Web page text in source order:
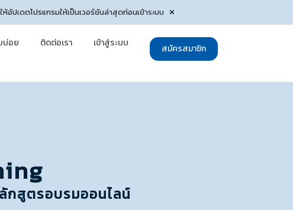
อัปเดตโปรแกรมให้เป็นเวอร์ชันล่าสุดก่อนเข้าระบบ
บ่อย ติดต่อเรา เข้าสู่ระบบ สมัครสมาชิก
กสูตรอบรมออนไลน์